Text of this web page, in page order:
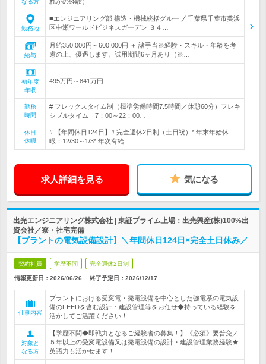
なる方
勤務地
■エンジニアリング部 構造・機械統括グループ 千葉県千葉市美浜
区中瀬ワールドビジネスガーデン ３４…
給与
月給350,000円～600,000円 ＋ 諸手当※経験・スキル・年齢を考
慮の上、優遇します。試用期間6ヶ月あり（※…
初年度
年収
495万円～841万円
勤務
時間
# フレックスタイム制（標準労働時間7.5時間／休憩60分）フレキ
シブルタイム 7：00～22：00…
休日
休暇
# 【年間休日124日】# 完全週休2日制（土日祝）* 年末年始休
暇：12/30～1/3* 年次有給…
求人詳細を見る 気になる
出光エンジニアリング株式会社 | 東証プライム上場：出光興産(株)100%出
資会社／寮・社宅完備
【プラントの電気設備設計】＼年間休日124日×完全土日休み／
契約社員 学歴不問 完全週休2日制
情報更新日：2026/06/26 終了予定日： 2026/12/17
仕事内容
プラントにおける受変電・発電設備を中心とした強電系の電気設
備のFEEDを含む設計・建設管理等をお任せ◆持っている経験を
活かしてご活躍ください！
対象と
なる方
【学歴不問◆即戦力となるご経験者の募集！】《必須》要普免／
５年以上の受変電設備又は発電設備の設計・建設管理業務経験★
英語力も活かせます！